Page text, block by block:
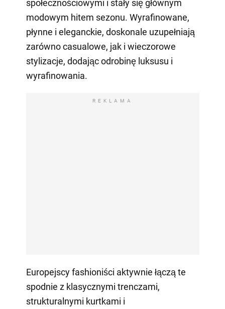
społecznościowymi i stały się głównym
modowym hitem sezonu. Wyrafinowane,
płynne i eleganckie, doskonale uzupełniają
zarówno casualowe, jak i wieczorowe
stylizacje, dodając odrobinę luksusu i
wyrafinowania.
REKLAMA
Europejscy fashioniści aktywnie łączą te
spodnie z klasycznymi trenczami,
strukturalnymi kurtkami i